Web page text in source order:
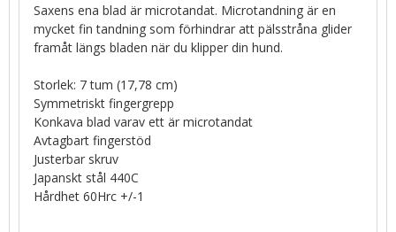
Saxens ena blad är microtandat. Microtandning är en
mycket fin tandning som förhindrar att pälsstråna glider
framåt längs bladen när du klipper din hund.
Storlek: 7 tum (17,78 cm)
Symmetriskt fingergrepp
Konkava blad varav ett är microtandat
Avtagbart fingerstöd
Justerbar skruv
Japanskt stål 440C
Hårdhet 60Hrc +/-1